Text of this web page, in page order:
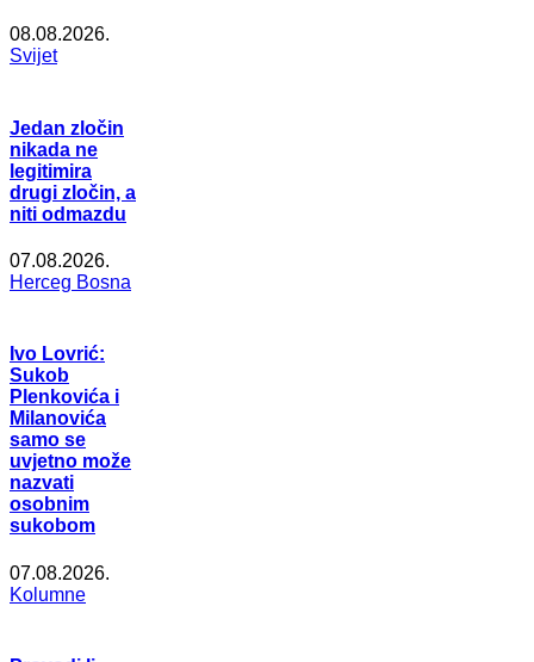
08.08.2026.
Svijet
Jedan zločin
nikada ne
legitimira
drugi zločin, a
niti odmazdu
07.08.2026.
Herceg Bosna
Ivo Lovrić:
Sukob
Plenkovića i
Milanovića
samo se
uvjetno može
nazvati
osobnim
sukobom
07.08.2026.
Kolumne